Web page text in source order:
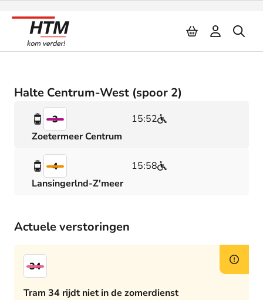
Halte Centrum-West (spoor 2)
3
15:52
Zoetermeer Centrum
4
15:58
Lansingerlnd-Z'meer
Actuele verstoringen
34
Tram 34 rijdt niet in de zomerdienst